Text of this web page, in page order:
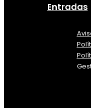
Entradas